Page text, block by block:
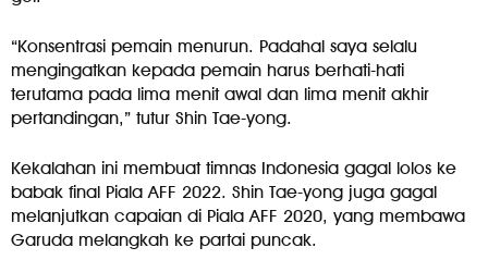
“Konsentrasi pemain menurun. Padahal saya selalu
mengingatkan kepada pemain harus berhati-hati
terutama pada lima menit awal dan lima menit akhir
pertandingan,” tutur Shin Tae-yong.
Kekalahan ini membuat timnas Indonesia gagal lolos ke
babak final Piala AFF 2022. Shin Tae-yong juga gagal
melanjutkan capaian di Piala AFF 2020, yang membawa
Garuda melangkah ke partai puncak.